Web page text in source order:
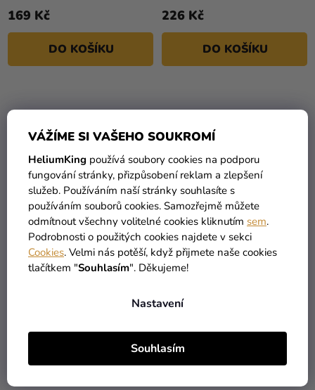
VÁŽÍME SI VAŠEHO SOUKROMÍ
HeliumKing používá soubory cookies na podporu
fungování stránky, přizpůsobení reklam a zlepšení
služeb. Používáním naší stránky souhlasíte s
používáním souborů cookies. Samozřejmě můžete
odmítnout všechny volitelné cookies kliknutím sem.
Podrobnosti o použitých cookies najdete v sekci
Cookies. Velmi nás potěší, když přijmete naše cookies
tlačítkem "Souhlasím". Děkujeme!
Nastavení
Souhlasím
169 Kč
DO KOŠÍKU
226 Kč
DO KOŠÍKU
Balónek fóliový
narozeninové číslo 6 bílý
DO KOŠÍKU
Balónek fóliový
narozeninové číslo 7 bílý
86 cm
169 Kč
DO KOŠÍKU